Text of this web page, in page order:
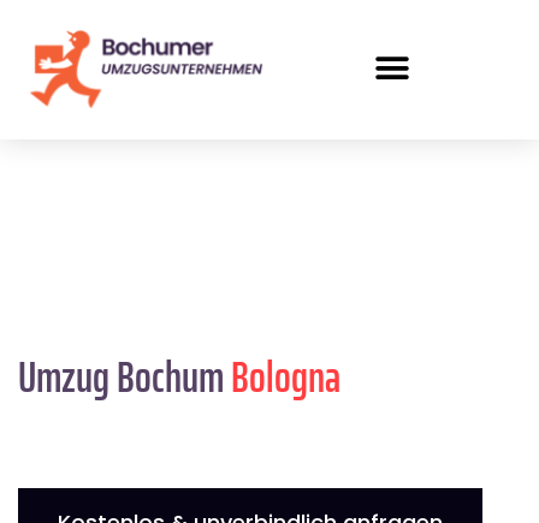
Umzug BochumBologna